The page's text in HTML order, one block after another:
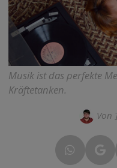
Musik ist das perfekte
Kräftetanken.
Von